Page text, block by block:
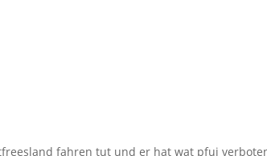
fahren tut und er hat wat pfui